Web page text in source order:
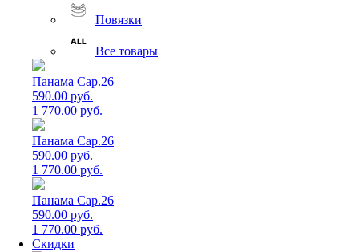
Повязки
Все товары
Панама Cap.26
590.00 руб.
1 770.00 руб.
Панама Cap.26
590.00 руб.
1 770.00 руб.
Панама Cap.26
590.00 руб.
1 770.00 руб.
Скидки